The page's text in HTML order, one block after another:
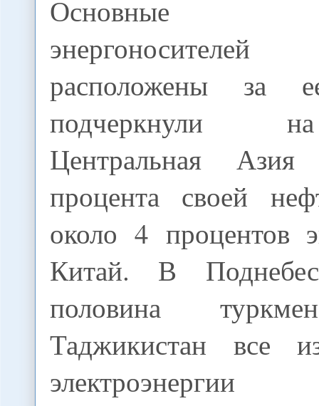
Основные
расположены за
подчеркнули
Центральная
процента своей
около 4 процентов
Китай. В
половина
Таджикистан все